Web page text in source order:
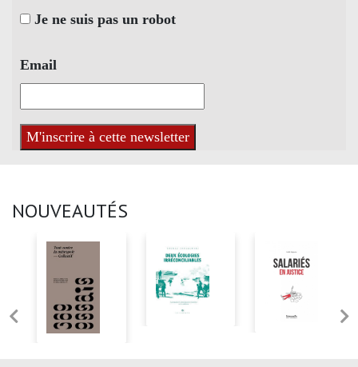
Je ne suis pas un robot
Email
NOUVEAUTÉS